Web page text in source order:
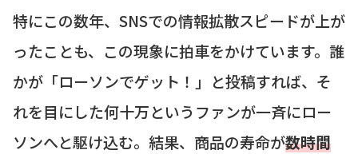
特にこの数年、SNSでの情報拡散スピードが上が
ったことも、この現象に拍車をかけています。誰
かが「ローソンでゲット！」と投稿すれば、そ
れを目にした何十万というファンが一斉にロー
ソンへと駆け込む。結果、商品の寿命が数時間